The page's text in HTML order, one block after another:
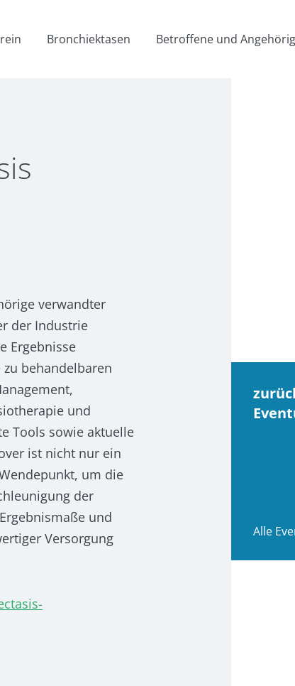
Bronchiektasen Betroffene und
verwandter
der Industrie
Ergebnisse
behandelbaren
und
Tools sowie aktuelle
ist nicht nur ein
um die
der
und
Versorgung
Alle